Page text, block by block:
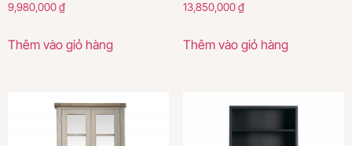
9,980,000₫
Thêm vào giỏ hàng
13,850,000₫
Thêm vào giỏ hàng